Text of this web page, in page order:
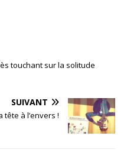
touchant sur la solitude
SUIVANT
tête à l’envers !